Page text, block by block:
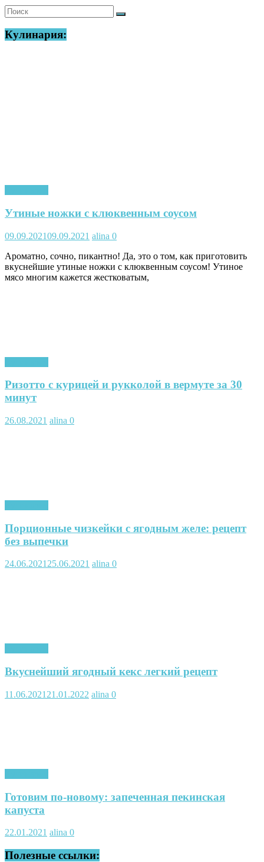
Кулинария:
Утиные ножки с клюквенным соусом
09.09.202109.09.2021 alina 0
Ароматно, сочно, пикантно! Да, это о том, как приготовить
вкуснейшие утиные ножки с клюквенным соусом! Утиное
мясо многим кажется жестковатым,
Ризотто с курицей и рукколой в вермуте за 30
минут
26.08.2021 alina 0
Порционные чизкейки с ягодным желе: рецепт
без выпечки
24.06.202125.06.2021 alina 0
Вкуснейший ягодный кекс легкий рецепт
11.06.2021 21.01.2022 alina 0
Готовим по-новому: запеченная пекинская
капуста
22.01.2021 alina 0
Полезные ссылки: